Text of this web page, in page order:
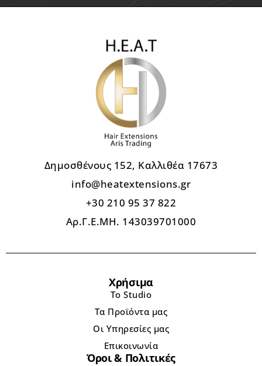
Δημοσθένους 152, Καλλιθέα 17673
info@heatextensions.gr
+30 210 95 37 822
Αρ.Γ.Ε.ΜΗ. 143039701000
Χρήσιμα
Το Studio
Τα Προϊόντα μας
Οι Υπηρεσίες μας
Επικοινωνία
Όροι & Πολιτικές